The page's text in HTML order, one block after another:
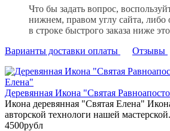
Что бы задать вопрос,
нижнем, правом углу сайта, либо
в строке быстрого заказа ниже
Варианты доставки оплаты
Отзывы
Деревянная Икона "Святая
Икона деревянная "Святая Елена"
авторской технологи нашей
4500рубл